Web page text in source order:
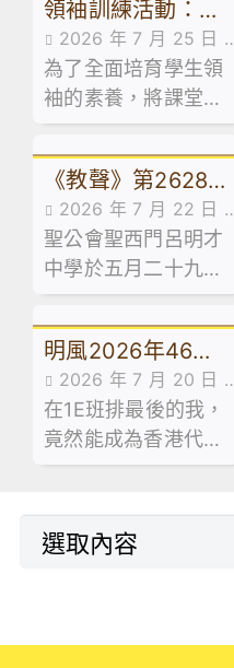
領袖訓練活動：訓
導組舉辦學生領袖
系列工作坊
2026 年 7 月 25 日
活動花絮
為了全面培育學生領
袖的素養，將課堂知
識延伸至領導實踐，
本校訓導組於日前試
後活動期間，精心規
劃並舉辦了兩場學生
領袖系列工作坊。
《教聲》第2628
期報導本校畢業典
禮
2026 年 7 月 22 日
傳媒訪問,最新消息
聖公會聖西門呂明才
中學於五月二十九日
舉行第五十屆畢業典
禮，由教育局首席教
育主任(課程發展)1李
建寰先生擔任主禮嘉
賓，並向畢業生致訓
辭及授憑。
明風2026年46期
｜學友社執行總
監-梁國成校友
2026 年 7 月 20 日
最新消息
在1E班排最後的我，
竟然能成為香港代表
隊成員，甚至成為十